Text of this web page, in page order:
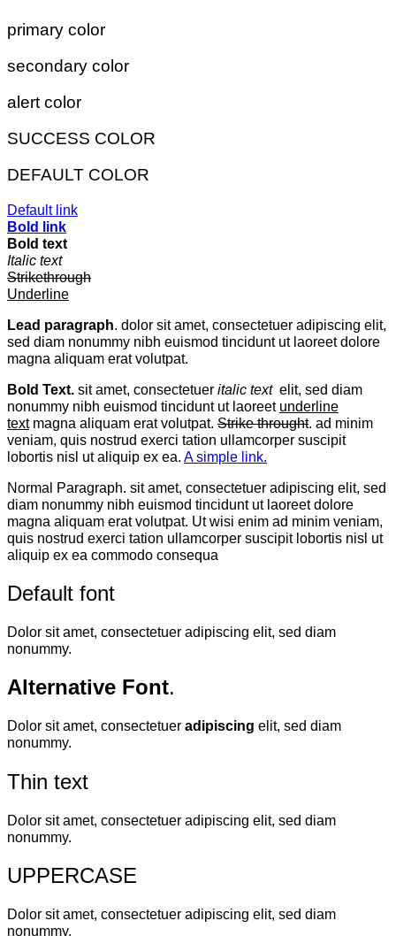
primary color
secondary color
alert color
SUCCESS COLOR
DEFAULT COLOR
Default link
Bold link
Bold text
Italic text
Strikethrough
Underline
Lead paragraph. dolor sit amet, consectetuer adipiscing elit,
sed diam nonummy nibh euismod tincidunt ut laoreet dolore
magna aliquam erat volutpat.
Bold Text. sit amet, consectetuer italic text elit, sed diam
nonummy nibh euismod tincidunt ut laoreet underline
textmagna aliquam erat volutpat. Strike throught. ad minim
veniam, quis nostrud exerci tation ullamcorper suscipit
lobortis nisl ut aliquip ex ea. A simple link.
Normal Paragraph. sit amet, consectetuer adipiscing elit, sed
diam nonummy nibh euismod tincidunt ut laoreet dolore
magna aliquam erat volutpat. Ut wisi enim ad minim veniam,
quis nostrud exerci tation ullamcorper suscipit lobortis nisl ut
aliquip ex ea commodo consequa
Default font
Dolor sit amet, consectetuer adipiscing elit, sed diam
nonummy.
Alternative Font.
Dolor sit amet, consectetuer adipiscing elit, sed diam
nonummy.
Thin text
Dolor sit amet, consectetuer adipiscing elit, sed diam
nonummy.
UPPERCASE
Dolor sit amet, consectetuer adipiscing elit, sed diam
nonummy.